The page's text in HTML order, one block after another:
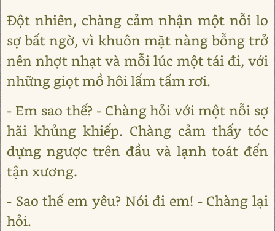
Đột nhiên, chàng cảm nhận một nỗi lo
sợ bất ngờ, vì khuôn mặt nàng bỗng trở
nên nhợt nhạt và mỗi lúc một tái đi, với
những giọt mồ hôi lấm tấm rơi.
- Em sao thế? - Chàng hỏi với một nỗi sợ
hãi khủng khiếp. Chàng cảm thấy tóc
dựng ngược trên đầu và lạnh toát đến
tận xương.
- Sao thế em yêu? Nói đi em! - Chàng lại
hỏi.